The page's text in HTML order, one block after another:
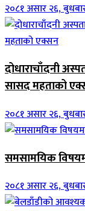
२०८१ असार २६,
दोधाराचाँदनी
सासद महताको
२०८१ असार २६,
समसामयिक
२०८१ असार २६,